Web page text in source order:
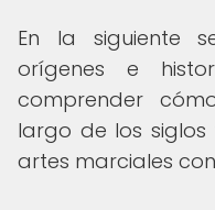
En la siguiente
orígenes e
comprender
largo de los
artes marciales